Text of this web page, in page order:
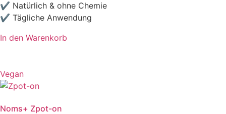
✔ Natürlich & ohne Chemie
✔ Tägliche Anwendung
In den Warenkorb
Vegan
Noms+ Zpot-on